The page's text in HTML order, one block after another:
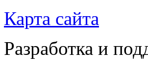
Карта сайта
Разработка и